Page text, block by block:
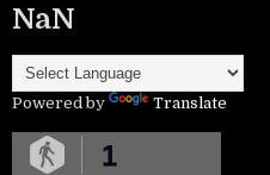
NaN
Powered by Translate
1